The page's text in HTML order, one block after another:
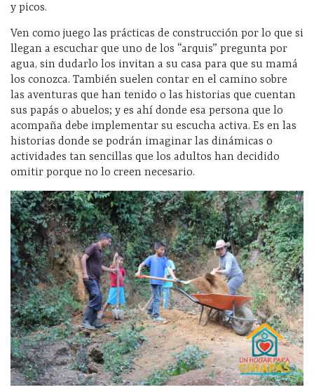
y picos.
Ven como juego las prácticas de construcción por lo que si
llegan a escuchar que uno de los “arquis” pregunta por
agua, sin dudarlo los invitan a su casa para que su mamá
los conozca. También suelen contar en el camino sobre
las aventuras que han tenido o las historias que cuentan
sus papás o abuelos; y es ahí donde esa persona que lo
acompaña debe implementar su escucha activa. Es en las
historias donde se podrán imaginar las dinámicas o
actividades tan sencillas que los adultos han decidido
omitir porque no lo creen necesario.